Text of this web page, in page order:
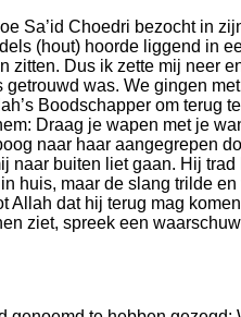
Sa’id Choedri bezocht in
(hout) hoorde liggend in
zitten. Dus ik zette mij
was. We gingen
Boodschapper om terug
Draag je wapen met je
naar haar aangegrepen
naar buiten liet gaan. Hij
huis, maar de slang trilde
Allah dat hij terug mag
ziet, spreek een